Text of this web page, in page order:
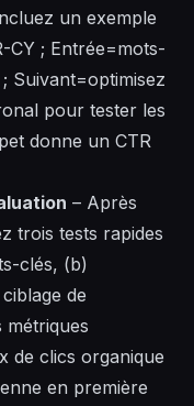
un exemple
CY ; Entrée=mots-
Suivant=optimisez
pour tester les
donne un CTR
– Après
trois tests rapides
clés, (b)
de
métriques
de clics organique
en première